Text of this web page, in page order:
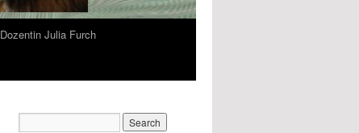
Dozentin Julia Furch